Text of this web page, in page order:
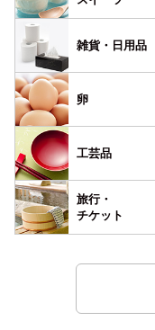
雑貨・ 日用品
卵
工芸品
旅行・
チケット